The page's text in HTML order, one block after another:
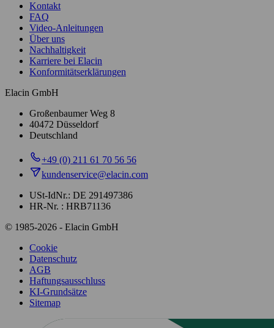
Kontakt
FAQ
Video-Anleitungen
Über uns
Nachhaltigkeit
Karriere bei Elacin
Konformitätserklärungen
Elacin GmbH
Großenbaumer Weg 8
40472 Düsseldorf
Deutschland
+49 (0) 211 61 70 56 56
kundenservice@elacin.com
USt-IdNr.: DE 291497386
HR-Nr. : HRB71136
© 1985-2026 - Elacin GmbH
Cookie
Datenschutz
AGB
Haftungsausschluss
KI-Grundsätze
Sitemap